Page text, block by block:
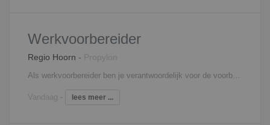
Werkvoorbereider
Regio Hoorn - Propylon
Vandaag - lees meer ...